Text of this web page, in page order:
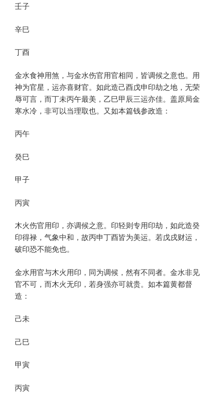
壬子
辛巳
丁酉
金水食神用煞，与金水伤官用官相同，皆调候之意也。用
神为官星，运亦喜财官。如此造己酉戊申印劫之地，无荣
辱可言，而丁未丙午最美，乙巳甲辰三运亦佳。盖原局金
寒水冷，非可以当理取也。又如本篇钱参政造：
丙午
癸巳
甲子
丙寅
木火伤官用印，亦调候之意。印轻则专用印劫，如此造癸
印得禄，气象中和，故丙申丁酉皆为美运。若戊戌财运，
破印恐不能免也。
金水用官与木火用印，同为调候，然有不同者。金水非见
官不可，而木火无印，若身强亦可就贵。如本篇黄都督
造：
己未
己巳
甲寅
丙寅